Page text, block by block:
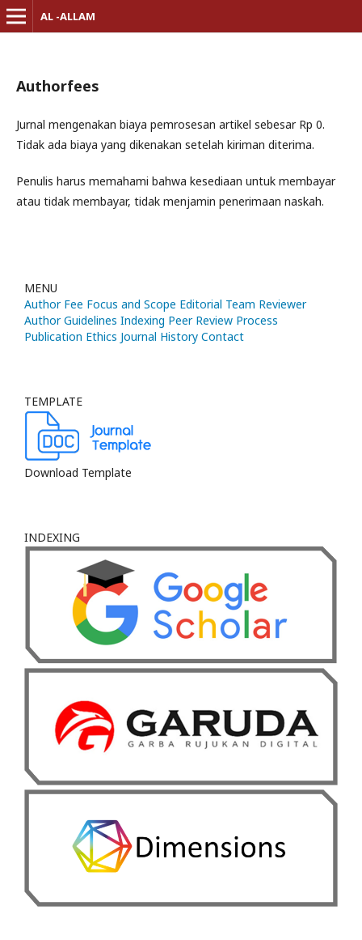
AL -ALLAM
Authorfees
Jurnal mengenakan biaya pemrosesan artikel sebesar Rp 0.
Tidak ada biaya yang dikenakan setelah kiriman diterima.
Penulis harus memahami bahwa kesediaan untuk membayar
atau tidak membayar, tidak menjamin penerimaan naskah.
MENU
Author Fee Focus and Scope Editorial Team Reviewer
Author Guidelines Indexing Peer Review Process
Publication Ethics Journal History Contact
TEMPLATE
Download Template
INDEXING